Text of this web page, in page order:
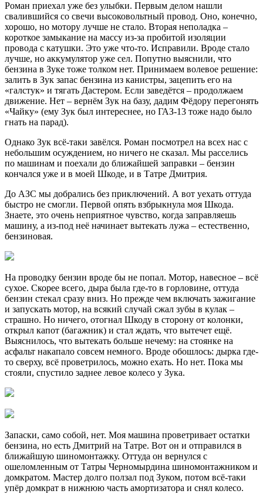
Роман приехал уже без улыбки. Первым делом нашли
свалившийся со свечи высоковольтный провод. Оно, конечно,
хорошо, но мотору лучше не стало. Вторая неполадка –
короткое замыкание на массу из-за пробитой изоляции
провода с катушки. Это уже что-то. Исправили. Вроде стало
лучше, но аккумулятор уже сел. Попутно выяснили, что
бензина в Зуке тоже толком нет. Принимаем волевое решение:
залить в Зук запас бензина из канистры, зацепить его на
«галстук» и тягать Дастером. Если заведётся – продолжаем
движение. Нет – вернём Зук на базу, дадим Фёдору перегонять
«Чайку» (ему Зук был интереснее, но ГАЗ-13 тоже надо было
гнать на парад).
Однако Зук всё-таки завёлся. Роман посмотрел на всех нас с
небольшим осуждением, но ничего не сказал. Мы расселись
по машинам и поехали до ближайшей заправки – бензин
кончался уже и в моей Шкоде, и в Татре Дмитрия.
До АЗС мы добрались без приключений. А вот уехать оттуда
быстро не смогли. Первой опять взбрыкнула моя Шкода.
Знаете, это очень неприятное чувство, когда заправляешь
машину, а из-под неё начинает вытекать лужа – естественно,
бензиновая.
На проводку бензин вроде бы не попал. Мотор, навесное – всё
сухое. Скорее всего, дыра была где-то в горловине, оттуда
бензин стекал сразу вниз. Но прежде чем включать зажигание
и запускать мотор, на всякий случай сжал зубы в кулак –
страшно. Но ничего, отогнал Шкоду в сторону от колонки,
открыл капот (багажник) и стал ждать, что вытечет ещё.
Выяснилось, что вытекать больше нечему: на стоянке на
асфальт накапало совсем немного. Вроде обошлось: дырка где-
то сверху, всё проветрилось, можно ехать. Но нет. Пока мы
стояли, спустило заднее левое колесо у Зука.
Запаски, само собой, нет. Моя машина проветривает остатки
бензина, но есть Дмитрий на Татре. Вот он и отправился в
ближайшую шиномонтажку. Оттуда он вернулся с
ошеломленным от Татры Черномырдина шиномонтажником и
домкратом. Мастер долго ползал под Зуком, потом всё-таки
упёр домкрат в нижнюю часть амортизатора и снял колесо.